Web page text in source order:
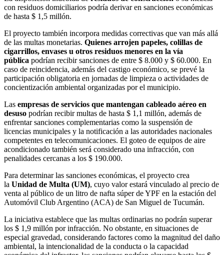
con residuos domiciliarios podría derivar en sanciones económicas
de hasta $ 1,5 millón.
El proyecto también incorpora medidas correctivas que van más allá
de las multas monetarias. Quienes arrojen papeles, colillas de
cigarrillos, envases u otros residuos menores en la vía
pública podrían recibir sanciones de entre $ 8.000 y $ 60.000. En
caso de reincidencia, además del castigo económico, se prevé la
participación obligatoria en jornadas de limpieza o actividades de
concientización ambiental organizadas por el municipio.
Las empresas de servicios que mantengan cableado aéreo en
desuso podrían recibir multas de hasta $ 1,1 millón, además de
enfrentar sanciones complementarias como la suspensión de
licencias municipales y la notificación a las autoridades nacionales
competentes en telecomunicaciones. El goteo de equipos de aire
acondicionado también será considerado una infracción, con
penalidades cercanas a los $ 190.000.
Para determinar las sanciones económicas, el proyecto crea
la Unidad de Multa (UM), cuyo valor estará vinculado al precio de
venta al público de un litro de nafta súper de YPF en la estación del
Automóvil Club Argentino (ACA) de San Miguel de Tucumán.
La iniciativa establece que las multas ordinarias no podrán superar
los $ 1,9 millón por infracción. No obstante, en situaciones de
especial gravedad, considerando factores como la magnitud del daño
ambiental, la intencionalidad de la conducta o la capacidad